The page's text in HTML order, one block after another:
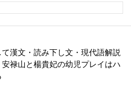
漢文・読み下し文・現代語解説
禄山と楊貴妃の幼児プレイはハ